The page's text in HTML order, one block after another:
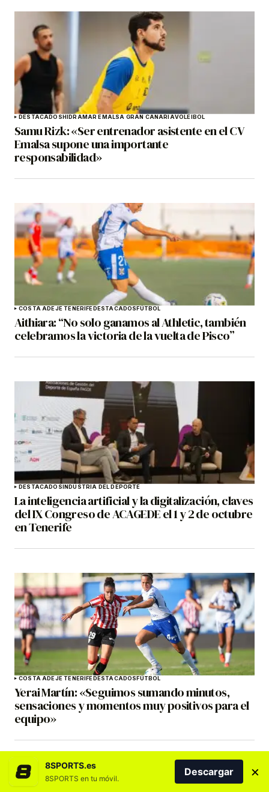
DESTACADOSHIDRAMAR EMALSA GRAN CANARIAVOLEIBOL
Samu Rizk: «Ser entrenador asistente en el CV
Emalsa supone una importante
responsabilidad»
COSTA ADEJE TENERIFEDESTACADOSFÚTBOL
Aithiara: “No solo ganamos al Athletic, también
celebramos la victoria de la vuelta de Pisco”
DESTACADOSINDUSTRIA DEL DEPORTE
La inteligencia artificial y la digitalización, claves
del IX Congreso de ACAGEDE el 1 y 2 de octubre
en Tenerife
COSTA ADEJE TENERIFEDESTACADOSFÚTBOL
Yerai Martín: «Seguimos sumando minutos,
sensaciones y momentos muy positivos para el
equipo»
8SPORTS.es
8SPORTS en tu móvil.
Descargar ×